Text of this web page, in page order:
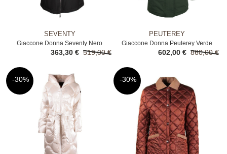
SEVENTY
Giaccone Donna Seventy Nero
519,00 €
363,30 €
PEUTEREY
Giaccone Donna Peuterey Verde
860,00 €
602,00 €
-30% -30%